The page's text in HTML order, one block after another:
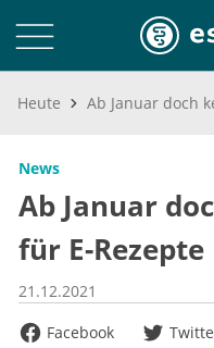
Heute Ab Januar doch
News
Ab Januar
für E-Rezepte
21.12.2021
Facebook